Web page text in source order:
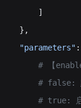
        ]
    },
    "parameters"
# 【
# false:
# true: 启